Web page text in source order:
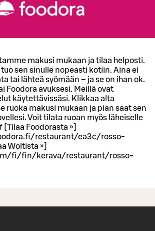
makusi mukaan ja tilaa helposti.
sen sinulle nopeasti kotiin. Aina ei
tai lähteä syömään – ja se on ihan ok.
Foodora avuksesi. Meillä ovat
käytettävissäsi. Klikkaa alta
ruoka makusi mukaan ja pian saat sen
Voit tilata ruoan myös läheiselle
Foodorasta »]
restaurant/ea3c/rosso-
Woltista »]
fi/fin/kerava/restaurant/rosso-